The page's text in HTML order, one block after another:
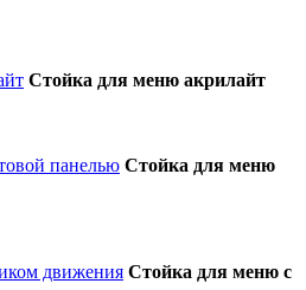
Стойка для меню акрилайт
Стойка для меню
Стойка для меню с